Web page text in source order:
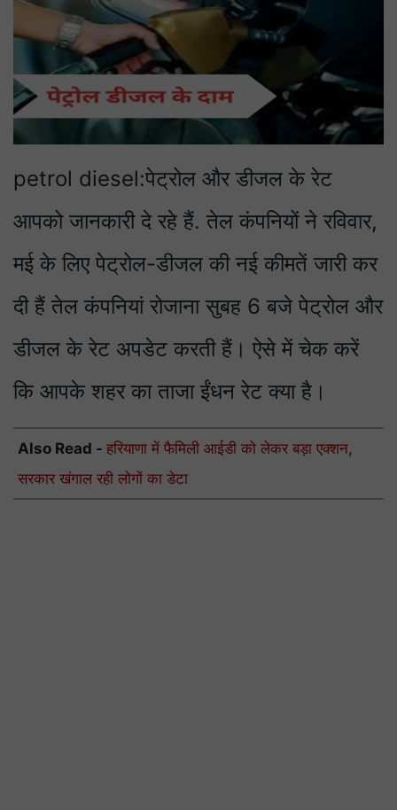
petrol diesel:पेट्रोल और डीजल के रेट
आपको जानकारी दे रहे हैं. तेल कंपनियों ने रविवार,
मई के लिए पेट्रोल-डीजल की नई कीमतें जारी कर
दी हैं तेल कंपनियां रोजाना सुबह 6 बजे पेट्रोल और
डीजल के रेट अपडेट करती हैं। ऐसे में चेक करें
कि आपके शहर का ताजा ईंधन रेट क्या है।
Also Read - हरियाणा में फैमिली आईडी को लेकर बड़ा एक्शन,
सरकार खंगाल रही लोगों का डेटा